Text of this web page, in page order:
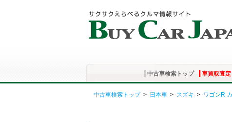
中古車検索トップ 車買取査定
中古車検索トップ> 日本車 > スズキ > ワゴンR